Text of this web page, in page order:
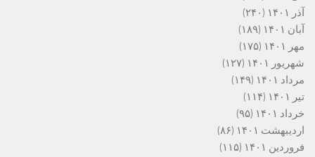
آذر ۱۴۰۱
(۲۴۰)
آبان ۱۴۰۱
(۱۸۹)
مهر ۱۴۰۱
(۱۷۵)
شهریور ۱۴۰۱
(۱۲۷)
مرداد ۱۴۰۱
(۱۴۹)
تیر ۱۴۰۱
(۱۱۴)
خرداد ۱۴۰۱
(۹۵)
اردیبهشت ۱۴۰۱
(۸۶)
فروردین ۱۴۰۱
(۱۱۵)